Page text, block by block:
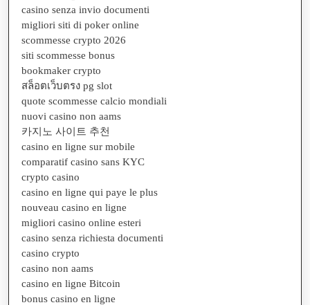
casino senza invio documenti
migliori siti di poker online
scommesse crypto 2026
siti scommesse bonus
bookmaker crypto
สล็อตเว็บตรง pg slot
quote scommesse calcio mondiali
nuovi casino non aams
카지노 사이트 추천
casino en ligne sur mobile
comparatif casino sans KYC
crypto casino
casino en ligne qui paye le plus
nouveau casino en ligne
migliori casino online esteri
casino senza richiesta documenti
casino crypto
casino non aams
casino en ligne Bitcoin
bonus casino en ligne